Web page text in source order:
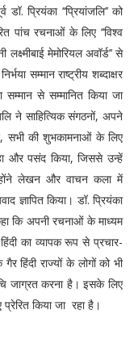
प्रियंका ‘‘प्रियांजलि’’ को
पांच रचनाओं के लिए ‘‘विश्व
लक्ष्मीबाई मेमोरियल अवॉर्ड’’ से
सम्मान राष्ट्रीय शब्दाक्षर
से सम्मानित किया जा
ने साहित्यिक संगठनों, अपने
सभी की शुभकामनाओं के लिए
और पसंद किया, जिससे उन्हें
लेखन और वाचन कला में
ज्ञापित किया। डॉ. प्रियंका
कि अपनी रचनाओं के माध्यम
का व्यापक रूप से प्रचार-
हिंदी राज्यों के लोगों को भी
जाग्रत करना है। इसके लिए
प्रेरित किया जा रहा है।